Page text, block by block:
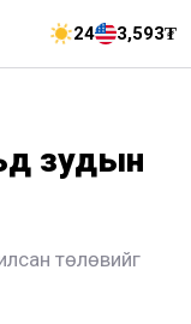
24 3,593₮
зудын
төлөвийг